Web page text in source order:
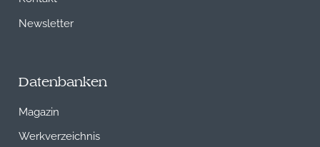
Newsletter
Datenbanken
Magazin
Werkverzeichnis